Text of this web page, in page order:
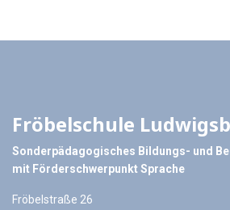
Fröbelschule
Sonderpädagogisches Bildungs- und
mit Förderschwerpunkt Sprache
Fröbelstraße 26